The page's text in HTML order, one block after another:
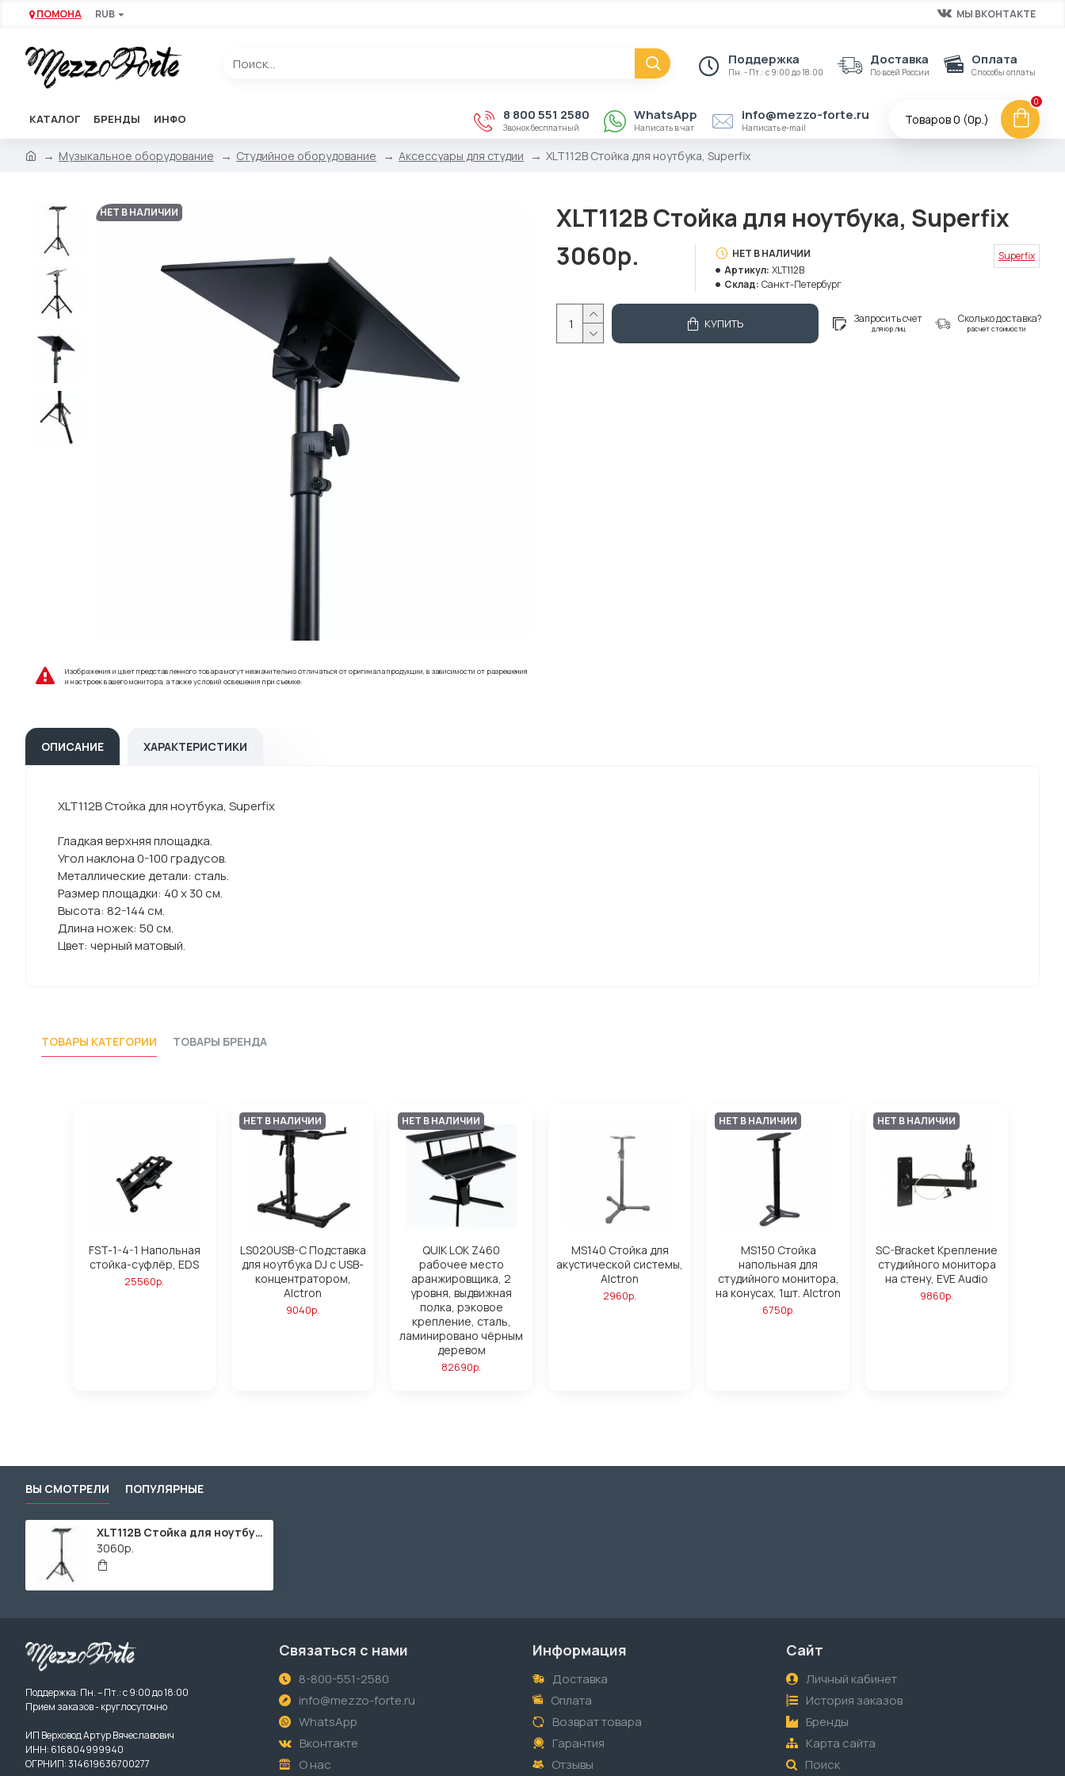
ПОМОНА RUB МЫ ВКОНТАКТЕ
Поддержка
Пн. - Пт.: с 9:00 до 18:00
Доставка
По всей России
Оплата
Способы оплаты
КАТАЛОГ БРЕНДЫ ИНФО 8 800 551 2580
Звонок бесплатный
WhatsApp
Написать в чат
info@mezzo-forte.ru
Написать e-mail
Товаров 0 (0р.)
0
Музыкальное оборудование Студийное оборудование Аксессуары для студии XLT112B Стойка для ноутбука, Superfix
НЕТ В НАЛИЧИИ
Изображения и цвет представленного товара могут незначительно отличаться от оригинала продукции, в зависимости от разрешения
и настроек вашего монитора, а также условий освещения при съемке.
XLT112B Стойка для ноутбука, Superfix
3060р.
НЕТ В НАЛИЧИИ
Артикул: XLT112B
Склад: Санкт-Петербург
Superfix
КУПИТЬ Запросить счет
для юр.лиц
Сколько доставка?
расчет стоимости
ОПИСАНИЕ ХАРАКТЕРИСТИКИ
XLT112B Стойка для ноутбука, Superfix
Гладкая верхняя площадка.
Угол наклона 0-100 градусов.
Металлические детали: сталь.
Размер площадки: 40 х 30 см.
Высота: 82-144 см.
Длина ножек: 50 см.
Цвет: черный матовый.
ТОВАРЫ КАТЕГОРИИ ТОВАРЫ БРЕНДА
FST-1-4-1 Напольная
стойка-суфлёр, EDS
25560р.
НЕТ В НАЛИЧИИ
LS020USB-C Подставка
для ноутбука DJ с USB-
концентратором,
Alctron
9040р.
НЕТ В НАЛИЧИИ
QUIK LOK Z460
рабочее место
аранжировщика, 2
уровня, выдвижная
полка, рэковое
крепление, сталь,
ламинировано чёрным
деревом
82690р.
MS140 Стойка для
акустической системы,
Alctron
2960р.
НЕТ В НАЛИЧИИ
MS150 Стойка
напольная для
студийного монитора,
на конусах, 1шт. Alctron
6750р.
НЕТ В НАЛИЧИИ
SC-Bracket Крепление
студийного монитора
на стену, EVE Audio
9860р.
ВЫ СМОТРЕЛИ ПОПУЛЯРНЫЕ
XLT112B Стойка для ноутбука, Superfix
3060р.
Поддержка: Пн. – Пт.: с 9:00 до 18:00
Прием заказов - круглосуточно
ИП Верховод Артур Вячеславович
ИНН: 616804999940
ОГРНИП: 314619636700277
Связаться с нами
8-800-551-2580
info@mezzo-forte.ru
WhatsApp
Вконтакте
О нас
Информация
Доставка
Оплата
Возврат товара
Гарантия
Отзывы
Сайт
Личный кабинет
История заказов
Бренды
Карта сайта
Поиск